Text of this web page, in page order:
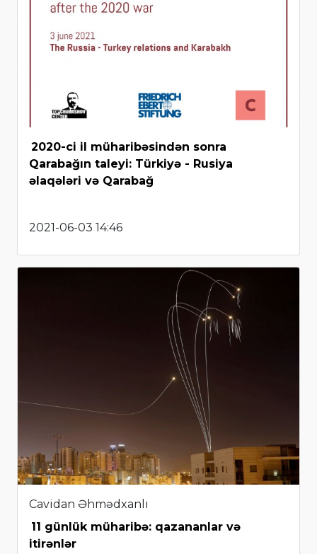
2020-ci il müharibəsindən sonra
Qarabağın taleyi: Türkiyə - Rusiya
əlaqələri və Qarabağ
2021-06-03 14:46
Cavidan Əhmədxanlı
11 günlük müharibə: qazananlar və
itirənlər